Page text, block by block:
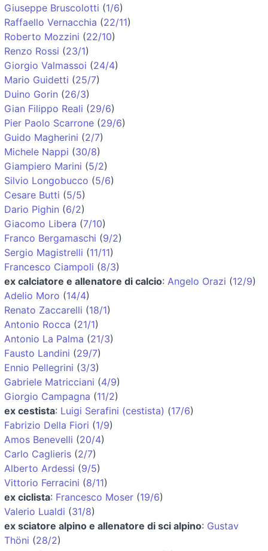
Giuseppe Bruscolotti (1/6)
Raffaello Vernacchia (22/11)
Roberto Mozzini (22/10)
Renzo Rossi (23/1)
Giorgio Valmassoi (24/4)
Mario Guidetti (25/7)
Duino Gorin (26/3)
Gian Filippo Reali (29/6)
Pier Paolo Scarrone (29/6)
Guido Magherini (2/7)
Michele Nappi (30/8)
Giampiero Marini (5/2)
Silvio Longobucco (5/6)
Cesare Butti (5/5)
Dario Pighin (6/2)
Giacomo Libera (7/10)
Franco Bergamaschi (9/2)
Sergio Magistrelli (11/11)
Francesco Ciampoli (8/3)
ex calciatore e allenatore di calcio: Angelo Orazi (12/9)
Adelio Moro (14/4)
Renato Zaccarelli (18/1)
Antonio Rocca (21/1)
Antonio La Palma (21/3)
Fausto Landini (29/7)
Ennio Pellegrini (3/3)
Gabriele Matricciani (4/9)
Giorgio Campagna (11/2)
ex cestista: Luigi Serafini (cestista) (17/6)
Fabrizio Della Fiori (1/9)
Amos Benevelli (20/4)
Carlo Caglieris (2/7)
Alberto Ardessi (9/5)
Vittorio Ferracini (8/11)
ex ciclista: Francesco Moser (19/6)
Valerio Lualdi (31/8)
ex sciatore alpino e allenatore di sci alpino: Gustav
Thöni (28/2)